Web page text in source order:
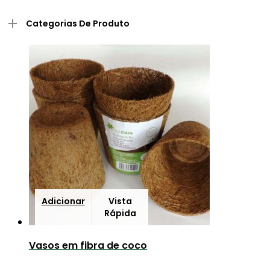
Categorias De Produto
Adicionar
Vista
Rápida
Vasos em fibra de coco